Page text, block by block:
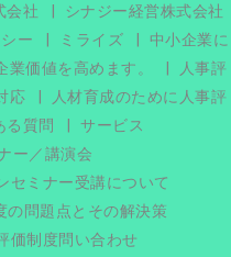
会社
シナジー経営株式会社
ー ミライズ
中小企業に
価値を高めます。
人事評
応
人材育成のために人事評
る質問
サービス
ー／講演会
セミナー受講について
の問題点とその解決策
価制度問い合わせ